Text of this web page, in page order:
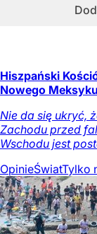
Hiszpański
Nowego
Nie da się ukryć,
Zachodu przed
Wschodu jest
OpinieŚwiatTylko